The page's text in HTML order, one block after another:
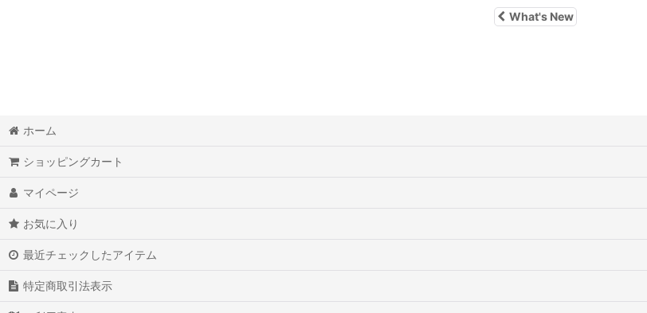
What's New
ホーム
ショッピングカート
マイページ
お気に入り
最近チェックしたアイテム
特定商取引法表示